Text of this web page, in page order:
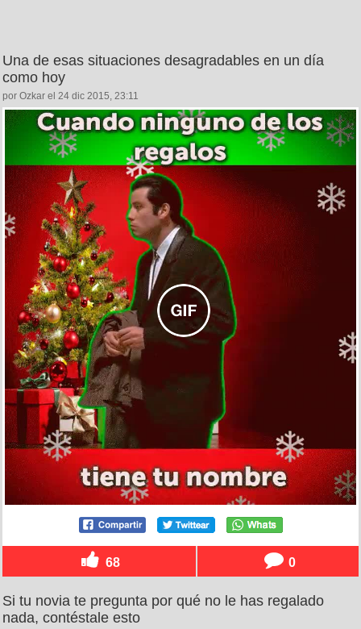
Una de esas situaciones desagradables en un día
como hoy
por Ozkar el 24 dic 2015, 23:11
68 0
Si tu novia te pregunta por qué no le has regalado
nada, contéstale esto